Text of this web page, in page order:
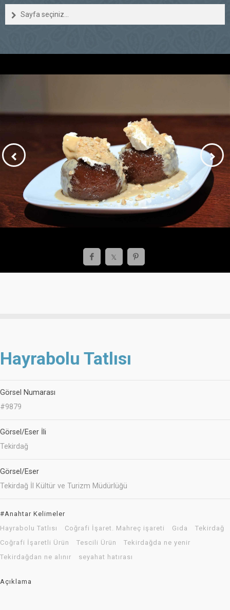
Sayfa seçiniz...
Hayrabolu Tatlısı
Görsel Numarası
#9879
Görsel/Eser İli
Tekirdağ
Görsel/Eser
Tekirdağ İl Kültür ve Turizm Müdürlüğü
#Anahtar Kelimeler
Hayrabolu Tatlısı
Coğrafi İşaret. Mahreç işareti Gıda
Tekirdağ
Coğrafi İşaretli Ürün
Tescili Ürün
Tekirdağda ne yenir
Tekirdağdan ne alınır
seyahat hatırası
Açıklama